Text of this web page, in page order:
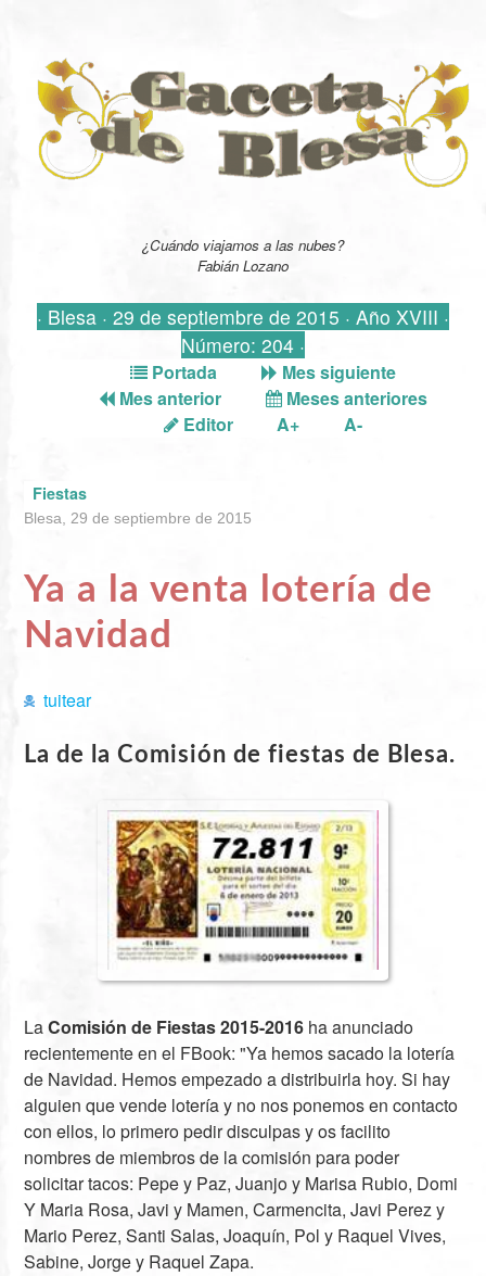
¿Cuándo viajamos a las nubes?
Fabián Lozano
· Blesa · 29 de septiembre de 2015 · Año XVIII ·
Número: 204 ·
Portada
Mes siguiente
Mes anterior
Meses anteriores
Editor
A+ A-
Fiestas
Blesa, 29 de septiembre de 2015
Ya a la venta lotería de
Navidad
tuitear
La de la Comisión de fiestas de Blesa.
LaComisión de Fiestas 2015-2016 ha anunciado
recientemente en el FBook: "Ya hemos sacado la lotería
de Navidad. Hemos empezado a distribuirla hoy. Si hay
alguien que vende lotería y no nos ponemos en contacto
con ellos, lo primero pedir disculpas y os facilito
nombres de miembros de la comisión para poder
solicitar tacos: Pepe y Paz, Juanjo y Marisa Rubio, Domi
Y Maria Rosa, Javi y Mamen, Carmencita, Javi Perez y
Mario Perez, Santi Salas, Joaquín, Pol y Raquel Vives,
Sabine, Jorge y Raquel Zapa.